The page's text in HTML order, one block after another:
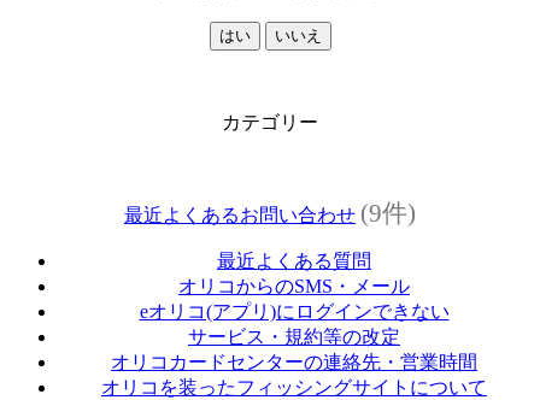
はい いいえ
カテゴリー
最近よくあるお問い合わせ (9件)
最近よくある質問
オリコからのSMS・メール
eオリコ(アプリ)にログインできない
サービス・規約等の改定
オリコカードセンターの連絡先・営業時間
オリコを装ったフィッシングサイトについて